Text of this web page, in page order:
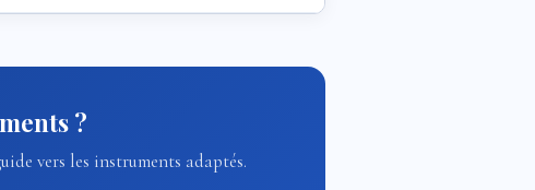
?
vers les instruments adaptés.